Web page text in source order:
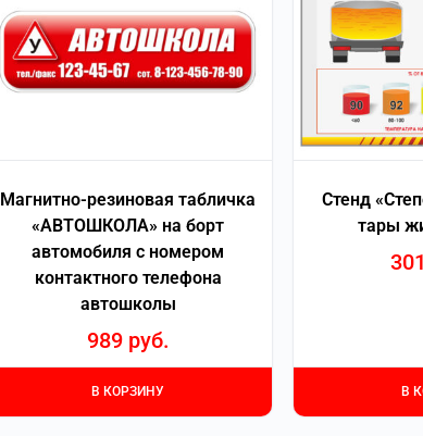
Магнитно-резиновая табличка
«АВТОШКОЛА» на борт
автомобиля с номером
контактного телефона
автошколы
989 руб.
В КОРЗИНУ
Стенд
тары
В